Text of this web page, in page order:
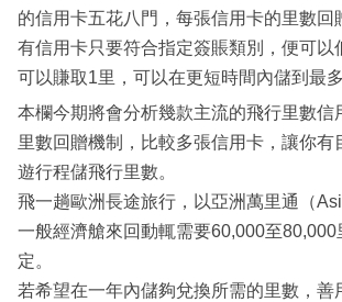
的信用卡五花八門，每張信用卡的里數回
有信用卡只要符合指定簽賬類別，便可以
可以賺取1里，可以在更短時間內儲到最多
本欄今期將會分析幾款主流的飛行里數信
里數回贈機制，比較多張信用卡，讓你有
遊行程儲飛行里數。
飛一趟歐洲長途旅行，以亞洲萬里通（
一般經濟艙來回動輒需要60,000至
定。
若希望在一年內儲夠兌換所需的里數，善